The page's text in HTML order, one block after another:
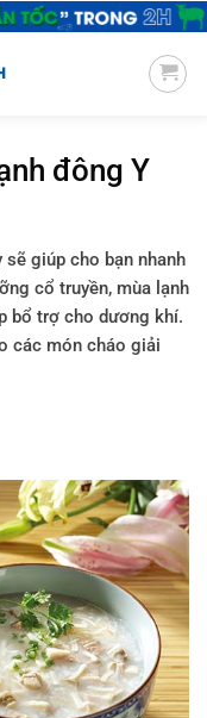
đông Y
giúp cho bạn nhanh
cổ truyền, mùa lạnh
bổ trợ cho dương khí.
các món cháo giải